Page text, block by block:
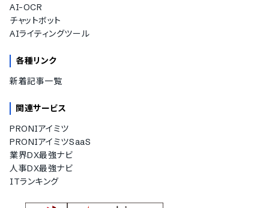
AI-OCR
チャットボット
AIライティングツール
各種リンク
新着記事一覧
関連サービス
PRONIアイミツ
PRONIアイミツSaaS
業界DX最強ナビ
人事DX最強ナビ
ITランキング